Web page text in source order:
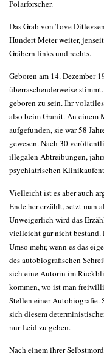
Polarforscher.
Das Grab von Tove
Hundert Meter weiter,
Gräbern links und rechts.
Geboren am 14. Dezember
überraschenderweise
geboren zu sein. Ihr
also beim Granit. An einem
aufgefunden, sie war 58
gewesen. Nach 30
illegalen Abtreibungen,
psychiatrischen
Vielleicht ist es aber auch
Ende her erzählt, setzt man
Unweigerlich wird das
vielleicht gar nicht bestand.
Umso mehr, wenn es das
des autobiografischen
sich eine Autorin im
kommen, wo ist man
Stellen einer Autobiografie.
sich diesem
nur Leid zu geben.
Nach einem ihrer